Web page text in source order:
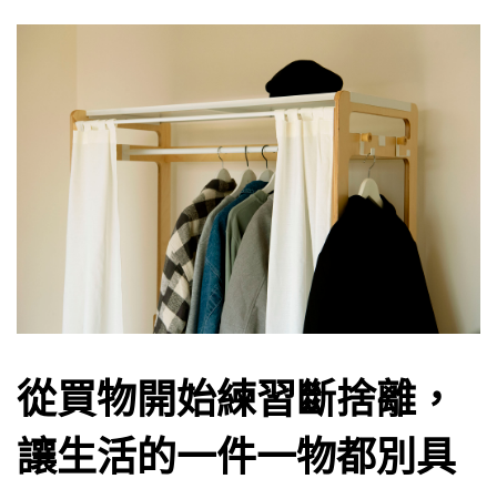
從買物開始練習斷捨離，
讓生活的一件一物都別具